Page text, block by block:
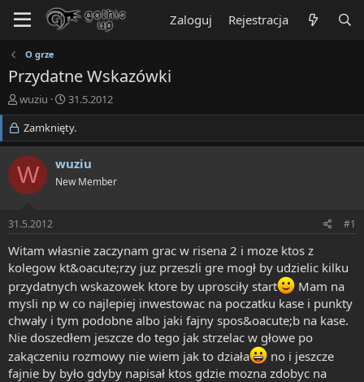
Zaloguj Rejestracja
O grze
Przydatne Wskazówki
T
h
r
e
a
d
s
r
t
e
r
wuziu
R
o
z
p
c
z
y
31.5.2012
Zamknięty.
W wuziu
New Member
31.5.2012 #1
Witam własnie zaczynam grac w risena 2 i moze ktos z
kolegow kt&oacute;rzy juz przeszli gre mogł by udzielic kilku
przydatnych wskazowek ktore by uprosciły start
Mam na
mysli np w co najlepiej inwestowac na poczatku kase i punkty
chwały i tym podobne albo jaki fajny spos&oacute;b na kase.
Nie doszedłem jeszcze do tego jak strzelac w głowe po
zakączeniu rozmowy nie wiem jak to działa
no i jeszcze
fajnie by było gdyby napisał ktos gdzie mozna zdobyc na